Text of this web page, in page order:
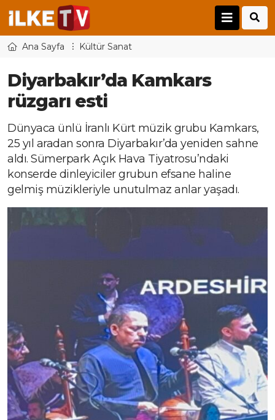
Ana Sayfa Kültür Sanat
Diyarbakır’da Kamkars
rüzgarı esti
Dünyaca ünlü İranlı Kürt müzik grubu Kamkars,
25 yıl aradan sonra Diyarbakır’da yeniden sahne
aldı. Sümerpark Açık Hava Tiyatrosu’ndaki
konserde dinleyiciler grubun efsane haline
gelmiş müzikleriyle unutulmaz anlar yaşadı.